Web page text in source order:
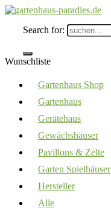
Search for:
Wunschliste
Gartenhaus Shop
Gartenhaus
Gerätehaus
Gewächshäuser
Pavillons & Zelte
Garten Spielhäuser
Hersteller
Alle